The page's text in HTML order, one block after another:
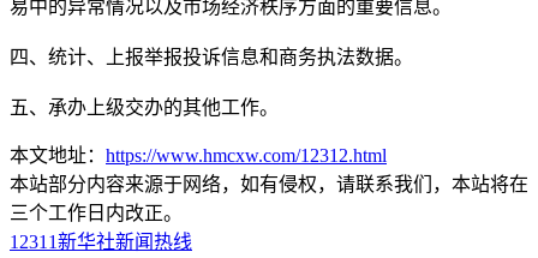
易中的异常情况以及市场经济秩序方面的重要信息。
四、统计、上报举报投诉信息和商务执法数据。
五、承办上级交办的其他工作。
本文地址： https://www.hmcxw.com/12312.html
本站部分内容来源于网络，如有侵权，请联系我们，本站将在
三个工作日内改正。
12311新华社新闻热线